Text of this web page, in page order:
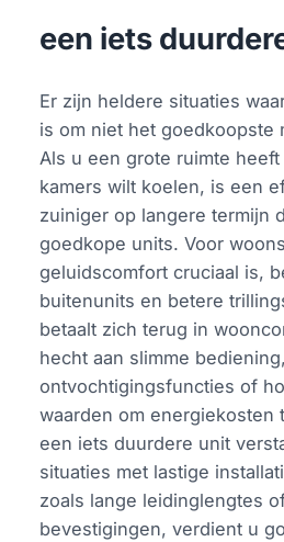
een iets
Er zijn heldere situaties
is om niet het goedkoopste
Als u een grote ruimte
kamers wilt koelen, is een
zuiniger op langere termijn
goedkope units. Voor
geluidscomfort cruciaal is,
buitenunits en betere
betaalt zich terug in
hecht aan slimme
ontvochtigingsfuncties of
waarden om energiekosten
een iets duurdere unit
situaties met lastige
zoals lange leidinglengtes
bevestigingen, verdient u